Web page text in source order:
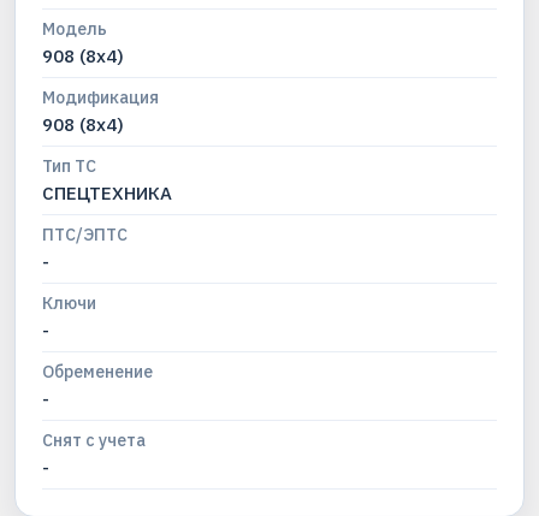
Модель
908 (8x4)
Модификация
908 (8x4)
Тип ТС
СПЕЦТЕХНИКА
ПТС/ЭПТС
-
Ключи
-
Обременение
-
Снят с учета
-